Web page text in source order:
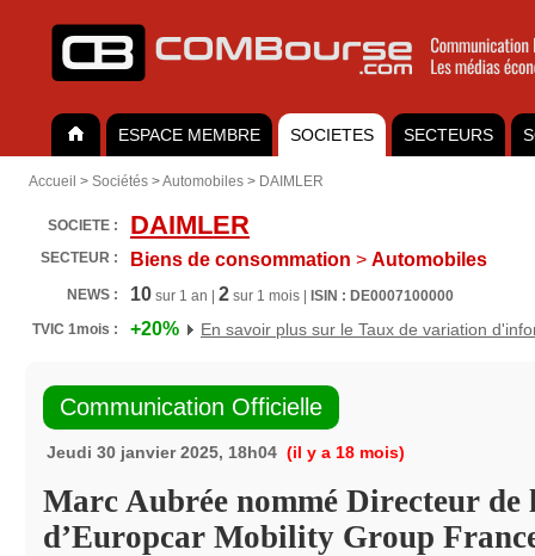
ESPACE MEMBRE SOCIETES SECTEURS
Accueil > Sociétés >Automobiles > DAIMLER
SOCIETE : DAIMLER
SECTEUR : Biens de consommation > Automobiles
NEWS : 10 sur 1 an | 2 sur 1 mois |
ISIN : DE0007100000
TVIC 1mois :
+20% En savoir plus sur le Taux de variation
Communication Officielle
Jeudi 30 janvier 2025, 18h04 (il y a 18 mois)
Marc Aubrée nommé Directeur de
d’Europcar Mobility Group